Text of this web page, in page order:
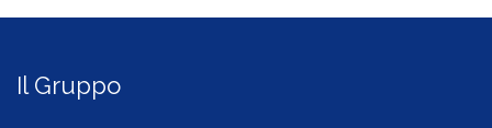
Il Gruppo